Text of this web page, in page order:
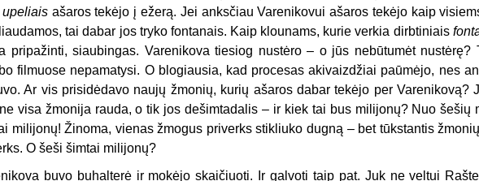
upeliaisašaros tekėjo į ežerą. Jei anksčiau Varenikovui ašaros tekėjo kaip
tai dabar jos tryko fontanais. Kaip klounams, kurie verkia dirbtiniais
pripažinti, siaubingas. Varenikova tiesiog nustėro – o jūs nebūtumėt nustėrę?
filmuose nepamatysi. O blogiausia, kad procesas akivaizdžiai paūmėjo, nes
Ar vis prisidėdavo naujų žmonių, kurių ašaros dabar tekėjo per Varenikovą?
visa žmonija rauda, o tik jos dešimtadalis – ir kiek tai bus milijonų? Nuo šešių
milijonų! Žinoma, vienas žmogus priverks stikliuko dugną – bet tūkstantis
O šeši šimtai milijonų?
buvo buhalterė ir mokėjo skaičiuoti. Ir galvoti taip pat. Juk ne veltui